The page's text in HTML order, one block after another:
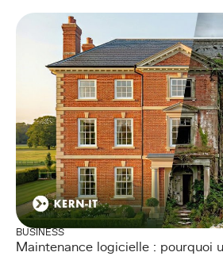
BUSINESS
Maintenance logicielle : pourquoi